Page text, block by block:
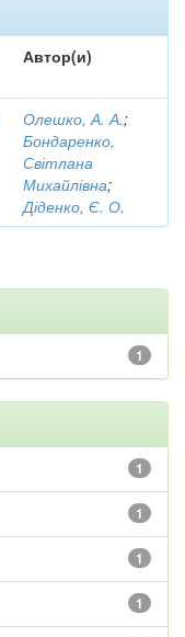
Автор(и)
Олешко, А. А.;
Бондаренко,
Світлана
Михайлівна;
Діденко, Є. О.
1
1
1
1
1